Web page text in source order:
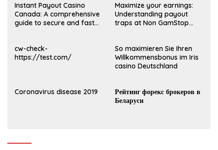
Instant Payout Casino
Canada: A comprehensive
guide to secure and fast
Maximize your earnings:
Understanding payout
traps at Non GamStop
cw-check-
https://test.com/
So maximieren Sie Ihren
Willkommensbonus im Iris
casino Deutschland
Coronavirus disease 2019
Рейтинг форекс брокеров в
Беларуси